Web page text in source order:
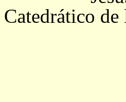
Catedrático